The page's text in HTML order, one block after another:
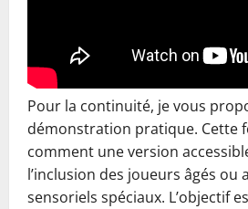
Pour la continuité, je vous
démonstration pratique. Cette
comment une version
l’inclusion des joueurs âgés ou
sensoriels spéciaux. L’objectif